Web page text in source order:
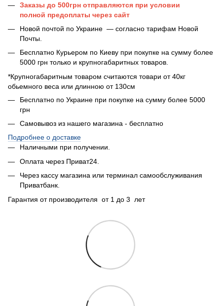
Заказы до 500грн отправляются при условии
полной предоплаты через сайт
Новой почтой по Украине — согласно тарифам Новой
Почты.
Бесплатно Курьером по Киеву при покупке на сумму более
5000 грн только и крупногабаритных товаров.
*Крупногабаритным товаром считаются товари от 40кг
обьемного веса или длинною от 130см
Бесплатно по Украине при покупке на сумму более 5000
грн
Самовывоз из нашего магазина - бесплатно
Подробнее о доставке
Наличными при получении.
Оплата через Приват24.
Через кассу магазина или терминал самообслуживания
Приватбанк.
Гарантия от производителя от 1 до 3 лет